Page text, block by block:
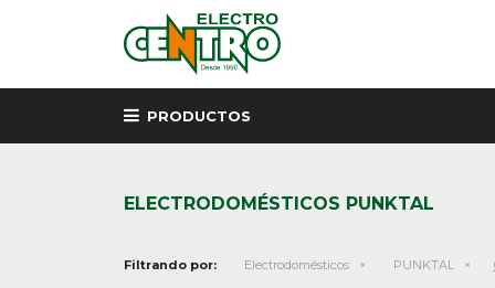
PRODUCTOS
ELECTRODOMÉSTICOS PUNKTAL
Filtrando por: Electrodomésticos PUNKTAL